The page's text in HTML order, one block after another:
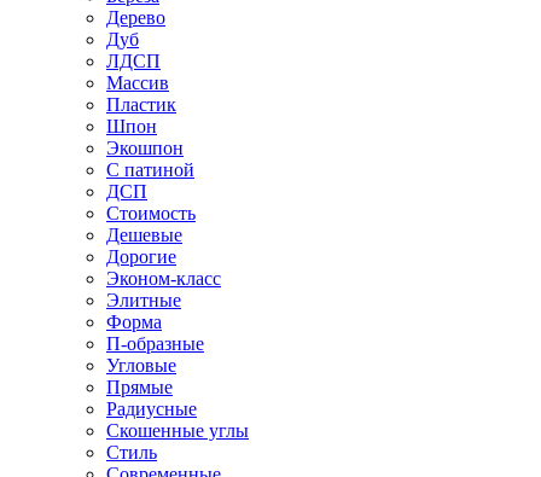
Дерево
Дуб
ЛДСП
Массив
Пластик
Шпон
Экошпон
С патиной
ДСП
Стоимость
Дешевые
Дорогие
Эконом-класс
Элитные
Форма
П-образные
Угловые
Прямые
Радиусные
Скошенные углы
Стиль